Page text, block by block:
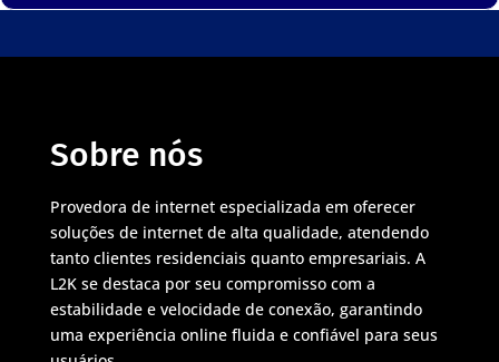
Sobre nós
Provedora de internet especializada em oferecer
soluções de internet de alta qualidade, atendendo
tanto clientes residenciais quanto empresariais. A
L2K se destaca por seu compromisso com a
estabilidade e velocidade de conexão, garantindo
uma experiência online fluida e confiável para seus